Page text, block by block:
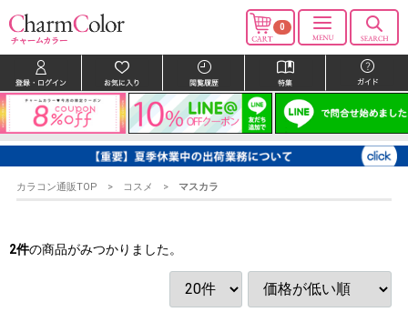
0
カラコン通販TOP コスメ マスカラ
2件の商品がみつかりました。